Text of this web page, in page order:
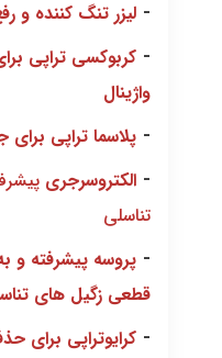
- لیزر تنگ کننده و
- کربوکسی تراپی
واژینال
- پلاسما تراپی
- الکتروسرجری
تناسلی
- پروسه پیشرفته و
قطعی زگیل های
- کرایوتراپی برای